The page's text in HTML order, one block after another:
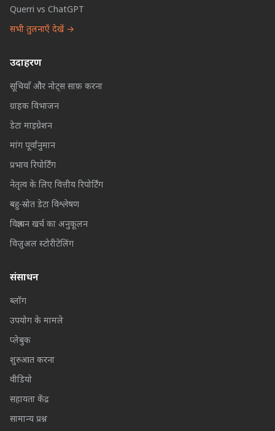
Querri vs ChatGPT
सभी तुलनाएँ देखें →
उदाहरण
सूचियाँ और नोट्स साफ़ करना
ग्राहक विभाजन
डेटा माइग्रेशन
मांग पूर्वानुमान
प्रभाव रिपोर्टिंग
नेतृत्व के लिए वित्तीय रिपोर्टिंग
बहु-स्रोत डेटा विश्लेषण
विज्ञापन खर्च का अनुकूलन
विज़ुअल स्टोरीटेलिंग
संसाधन
ब्लॉग
उपयोग के मामले
प्लेबुक
शुरुआत करना
वीडियो
सहायता केंद्र
सामान्य प्रश्न